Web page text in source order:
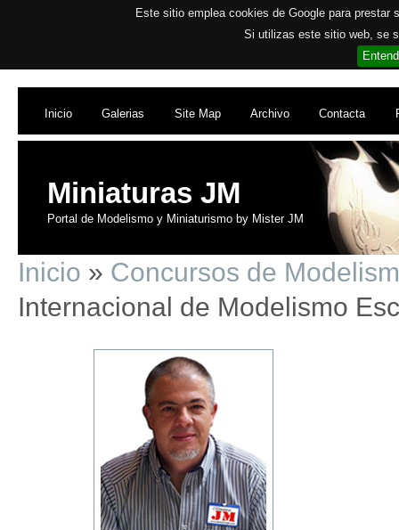
Este sitio emplea cookies de Google para
Si utilizas este sitio web, se
Inicio Galerias Site Map Archivo Contacta
Miniaturas JM
Portal de Modelismo y Miniaturismo by Mister JM
Inicio » Concursos de
Internacional de Modelismo